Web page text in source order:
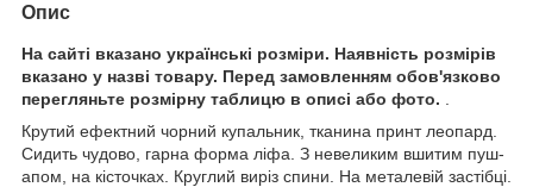
Опис
На сайті вказано українські розміри. Наявність розмірів
вказано у назві товару. Перед замовленням обов'язково
перегляньте розмірну таблицю в описі або фото.
Крутий ефектний чорний купальник, тканина принт леопард.
Сидить чудово, гарна форма ліфа. З невеликим вшитим пуш-
апом, на кісточках. Круглий виріз спини. На металевій застібці.